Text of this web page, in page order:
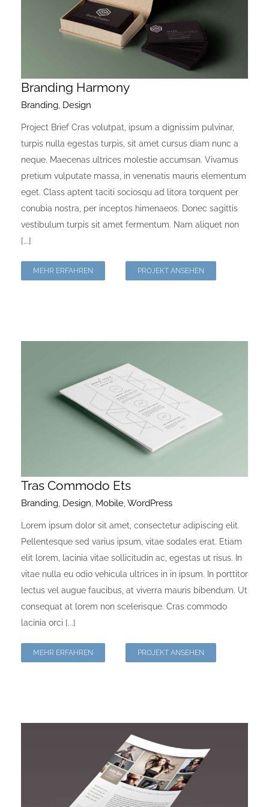
Onlineshop Angebote
Kontakt
Datenschutzerklärung
Impressum
Branding Harmony
Branding, Design
Project Brief Cras volutpat, ipsum a dignissim pulvinar,
turpis nulla egestas turpis, sit amet cursus diam nunc a
neque. Maecenas ultrices molestie accumsan. Vivamus
pretium vulputate massa, in venenatis mauris elementum
eget. Class aptent taciti sociosqu ad litora torquent per
conubia nostra, per inceptos himenaeos. Donec sagittis
vestibulum turpis sit amet fermentum. Nam aliquet non
[...]
MEHR ERFAHREN PROJEKT ANSEHEN
Tras Commodo Ets
Branding, Design, Mobile,WordPress
Lorem ipsum dolor sit amet, consectetur adipiscing elit.
Pellentesque sed varius ipsum, vitae sodales erat. Etiam
elit lorem, lacinia vitae sollicitudin ac, egestas ut risus. In
vitae nulla eu odio vehicula ultrices in in ipsum. In porttitor
lectus vel augue faucibus, at viverra mauris bibendum. Ut
consequat at lorem non scelerisque. Cras commodo
lacinia orci [...]
MEHR ERFAHREN PROJEKT ANSEHEN